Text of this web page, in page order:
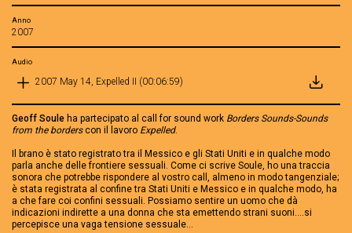
Anno
2007
Audio
2007 May 14, Expelled II (00:06:59)
Geoff Soule ha partecipato al call for sound work Borders Sounds-Sounds
from the borderscon il lavoro Expelled.
Il brano è stato registrato tra il Messico e gli Stati Uniti e in qualche modo
parla anche delle frontiere sessuali. Come ci scrive Soule, ho una traccia
sonora che potrebbe rispondere al vostro call, almeno in modo tangenziale;
è stata registrata al confine tra Stati Uniti e Messico e in qualche modo, ha
a che fare coi confini sessuali. Possiamo sentire un uomo che dà
indicazioni indirette a una donna che sta emettendo strani suoni....si
percepisce una vaga tensione sessuale...